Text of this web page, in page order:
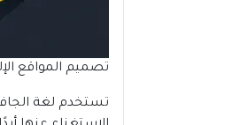
تصميم المواقع
تستخدم لغة